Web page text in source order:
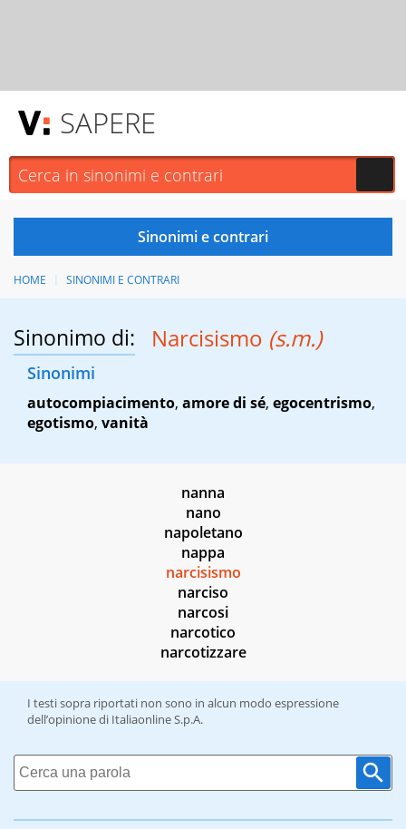
SAPERE
HOME SINONIMI E CONTRARI
Sinonimo di: Narcisismo (s.m.)
Sinonimi
autocompiacimento, amore di sé, egocentrismo,
egotismo, vanità
nanna
nano
napoletano
nappa
narcisismo
narciso
narcosi
narcotico
narcotizzare
I testi sopra riportati non sono in alcun modo espressione
dell’opinione di Italiaonline S.p.A.